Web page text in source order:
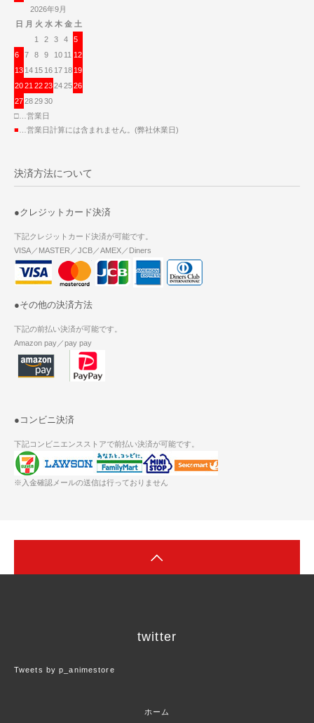
2026年9月
日 月 火 水 木 金 土
1
2 3 4
5
6
7 8 9 10 11 12
13 14 15 16 17 18 19
2021 2223242526
27282930
□…営業日
■ …営業日計算には含まれません。(弊社休業日)
決済方法について
●クレジットカード決済
下記クレジットカード決済が可能です。
VISA／MASTER／JCB／AMEX／Diners
●その他の決済方法
下記の前払い決済が可能です。
Amazon pay／pay pay
●コンビニ決済
下記コンビニエンスストアで前払い決済が可能です。
※入金確認メールの送信は行っておりません
twitter
Tweets by p_animestore
ホーム